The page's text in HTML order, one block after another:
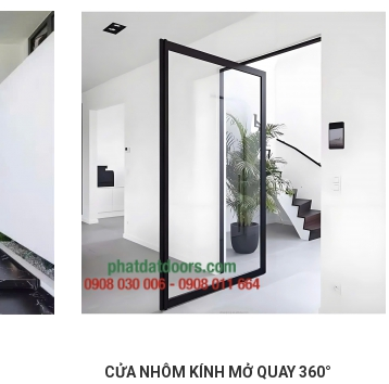
CỬA NHÔM KÍNH MỞ QUAY 360°